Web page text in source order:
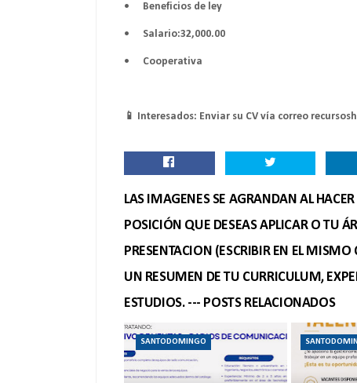
• Beneficios de ley
• Salario:32,000.00
• Cooperativa
📱 Interesados: Enviar su CV vía correo
LAS IMAGENES SE AGRANDAN AL
POSICIÓN QUE DESEAS APLICAR O TU
PRESENTACION (ESCRIBIR EN EL
UN RESUMEN DE TU CURRICULUM,
ESTUDIOS. --- POSTS RELACIONADOS
SANTODOMINGO